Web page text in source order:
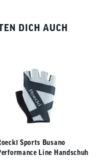
DICH AUCH
Sports Busano
Line Handschuh